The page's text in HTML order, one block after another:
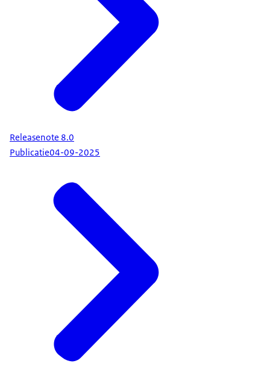
Releasenote 8.0
Publicatie04-09-2025